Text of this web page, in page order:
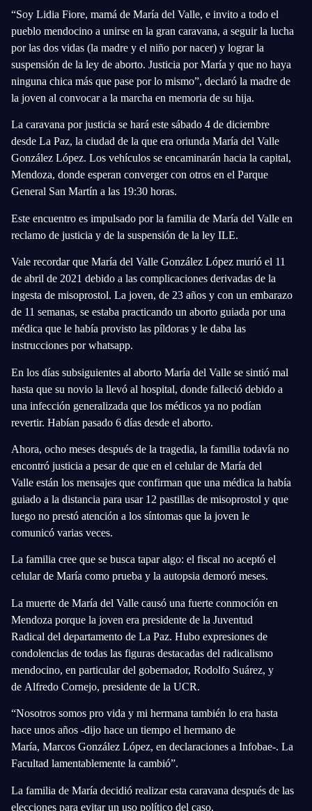
“Soy Lidia Fiore, mamá de María del Valle, e invito a todo el
pueblo mendocino a unirse en la gran caravana, a seguir la lucha
por las dos vidas (la madre y el niño por nacer) y lograr la
suspensión de la ley de aborto. Justicia por María y que no haya
ninguna chica más que pase por lo mismo”, declaró la madre de
la joven al convocar a la marcha en memoria de su hija.
La caravana por justicia se hará este sábado 4 de diciembre
desde La Paz, la ciudad de la que era oriunda María del Valle
González López. Los vehículos se encaminarán hacia la capital,
Mendoza, donde esperan converger con otros en el Parque
General San Martín a las 19:30 horas.
Este encuentro es impulsado por la familia de María del Valle en
reclamo de justicia y de la suspensión de la ley ILE.
Vale recordar que María del Valle González López murió el 11
de abril de 2021 debido a las complicaciones derivadas de la
ingesta de misoprostol. La joven, de 23 años y con un embarazo
de 11 semanas, se estaba practicando un aborto guiada por una
médica que le había provisto las píldoras y le daba las
instrucciones por whatsapp.
En los días subsiguientes al aborto María del Valle se sintió mal
hasta que su novio la llevó al hospital, donde falleció debido a
una infección generalizada que los médicos ya no podían
revertir. Habían pasado 6 días desde el aborto.
Ahora, ocho meses después de la tragedia, la familia todavía no
encontró justicia a pesar de que en el celular de María del
Valle están los mensajes que confirman que una médica la había
guiado a la distancia para usar 12 pastillas de misoprostol y que
luego no prestó atención a los síntomas que la joven le
comunicó varias veces.
La familia cree que se busca tapar algo: el fiscal no aceptó el
celular de María como prueba y la autopsia demoró meses.
La muerte de María del Valle causó una fuerte conmoción en
Mendoza porque la joven era presidente de la Juventud
Radical del departamento de La Paz. Hubo expresiones de
condolencias de todas las figuras destacadas del radicalismo
mendocino, en particular del gobernador, Rodolfo Suárez, y
de Alfredo Cornejo, presidente de la UCR.
“Nosotros somos pro vida y mi hermana también lo era hasta
hace unos años -dijo hace un tiempo el hermano de
María, Marcos González López, en declaraciones a Infobae-. La
Facultad lamentablemente la cambió”.
La familia de María decidió realizar esta caravana después de las
elecciones para evitar un uso político del caso.